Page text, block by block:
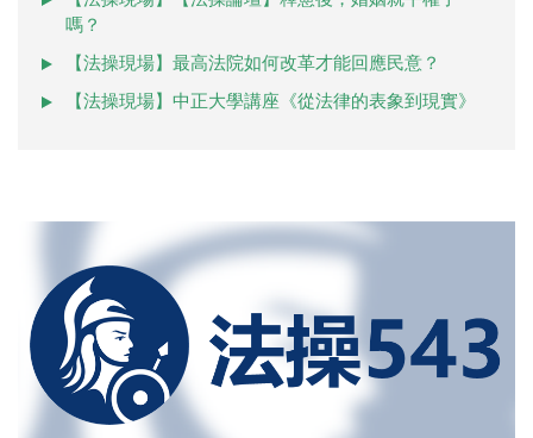
嗎？
【法操現場】最高法院如何改革才能回應民意？
【法操現場】中正大學講座《從法律的表象到現實》